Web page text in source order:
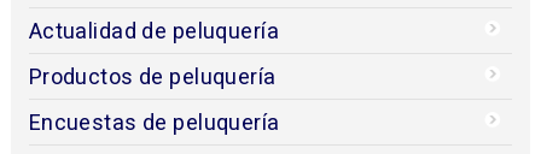
Actualidad de peluquería
Productos de peluquería
Encuestas de peluquería